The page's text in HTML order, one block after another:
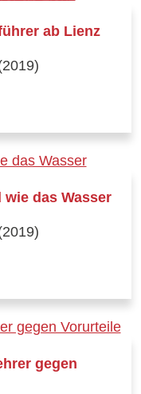
ab Lienz
das Wasser
gegen